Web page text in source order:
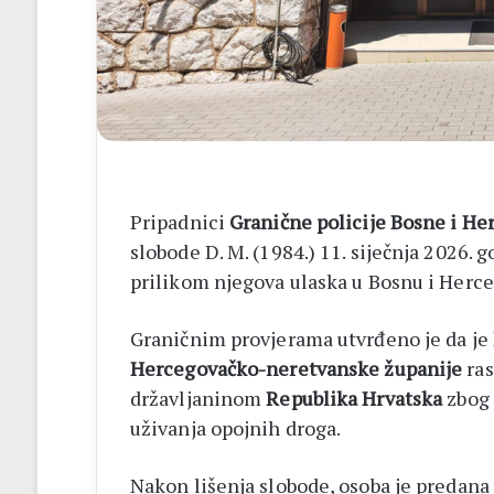
Pripadnici Granične policije Bosne i
slobode D. M. (1984.) 11. siječnja
prilikom njegova ulaska u Bosnu i
Graničnim provjerama utvrđeno je da je
Hercegovačko-neretvanske županije
državljaninomRepublika Hrvatskazbog
uživanja opojnih droga.
Nakon lišenja slobode, osoba je
14
biskupa